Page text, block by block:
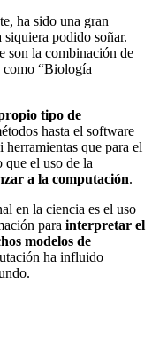
ha sido una gran
siquiera podido soñar.
son la combinación de
como “Biología
tipo de
hasta el software
que para el
que el uso de la
a la computación.
en la ciencia es el uso
para interpretar el
modelos de
ha influido